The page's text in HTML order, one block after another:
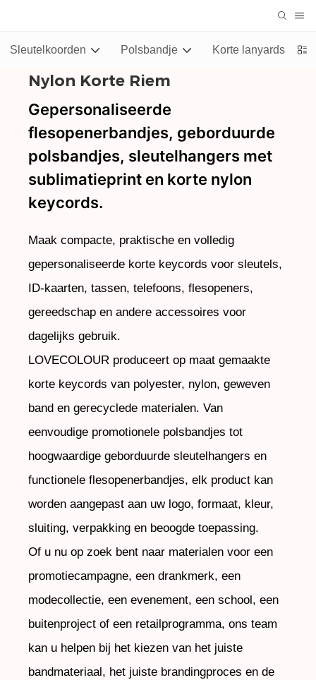
Sleutelkoorden Polsbandje Korte lanyards
Nylon Korte Riem
Gepersonaliseerde
flesopenerbandjes, geborduurde
polsbandjes, sleutelhangers met
sublimatieprint en korte nylon
keycords.
Maak compacte, praktische en volledig
gepersonaliseerde korte keycords voor sleutels,
ID-kaarten, tassen, telefoons, flesopeners,
gereedschap en andere accessoires voor
dagelijks gebruik.
LOVECOLOUR produceert op maat gemaakte
korte keycords van polyester, nylon, geweven
band en gerecyclede materialen. Van
eenvoudige promotionele polsbandjes tot
hoogwaardige geborduurde sleutelhangers en
functionele flesopenerbandjes, elk product kan
worden aangepast aan uw logo, formaat, kleur,
sluiting, verpakking en beoogde toepassing.
Of u nu op zoek bent naar materialen voor een
promotiecampagne, een drankmerk, een
modecollectie, een evenement, een school, een
buitenproject of een retailprogramma, ons team
kan u helpen bij het kiezen van het juiste
bandmateriaal, het juiste brandingproces en de